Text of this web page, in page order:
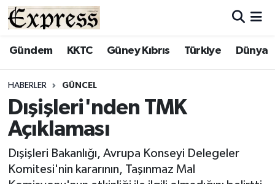
Gündem KKTC Güney Kıbrıs Türkiye Dünya
HABERLER GÜNCEL
Dışişleri'nden TMK
Açıklaması
Dışişleri Bakanlığı, Avrupa Konseyi Delegeler
Komitesi'nin kararının, Taşınmaz Mal
ALAYKÖY
BİLİM
DÜNYA
Hava Durumu
Süper Lig Puan Durumu ve Fikstür
Son Dakika Haberleri